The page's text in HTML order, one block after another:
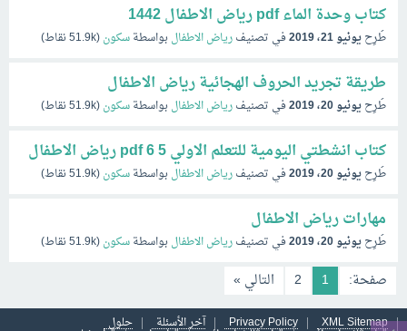
كتاب وحدة الماء pdf رياض الاطفال 1442
طُرِحيونيو 21، 2019 في تصنيفرياض الاطفالبواسطةسكون(
51.9kنقاط)
طريقة تجريد الحروف الهجائية رياض الاطفال
طُرِحيونيو 20، 2019 في تصنيفرياض الاطفالبواسطةسكون(
51.9kنقاط)
كتاب انشطتي اليومية للتعلم الاولي 5 6 pdf رياض الاطفال
طُرِحيونيو 20، 2019 في تصنيفرياض الاطفالبواسطةسكون(
51.9kنقاط)
مهارات رياض الاطفال
طُرِحيونيو 20، 2019 في تصنيفرياض الاطفالبواسطةسكون(
51.9kنقاط)
صفحة: 1
2 التالي »
XML Sitemap
Privacy Policy آخر الأسئلة حلول